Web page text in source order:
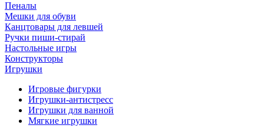
Пеналы
Мешки для обуви
Канцтовары для левшей
Ручки пиши-стирай
Настольные игры
Конструкторы
Игрушки
Игровые фигурки
Игрушки-антистресс
Игрушки для ванной
Мягкие игрушки